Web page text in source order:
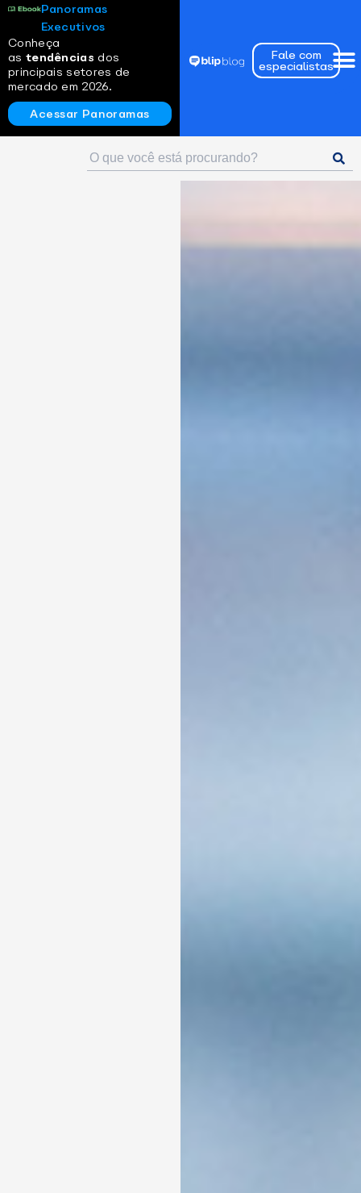
Panoramas
Executivos
Conheça
as tendências dos
principais setores de
mercado em 2026.
Acessar Panoramas
Fale com
especialistas